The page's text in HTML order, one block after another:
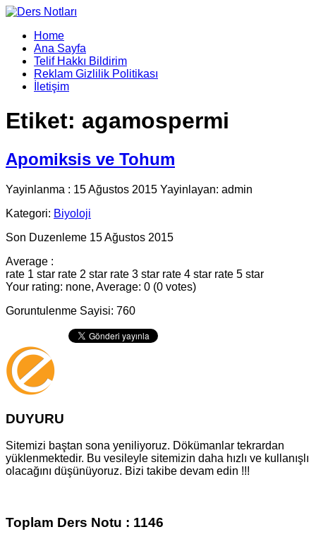
Home
Ana Sayfa
Telif Hakkı Bildirim
Reklam Gizlilik Politikası
İletişim
Etiket: agamospermi
Apomiksis ve Tohum
Yayinlanma : 15 Ağustos 2015 Yayinlayan: admin
Kategori: Biyoloji
Son Duzenleme 15 Ağustos 2015
Average :
rate 1 star rate 2 star rate 3 star rate 4 star rate 5 star
Your rating: none, Average: 0 (0 votes)
Goruntulenme Sayisi: 760
DUYURU
Sitemizi baştan sona yeniliyoruz. Dökümanlar tekrardan
yüklenmektedir. Bu vesileyle sitemizin daha hızlı ve kullanışlı
olacağını düşünüyoruz. Bizi takibe devam edin !!!
Toplam Ders Notu : 1146